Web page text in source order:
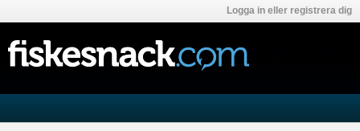
Logga in eller registrera dig